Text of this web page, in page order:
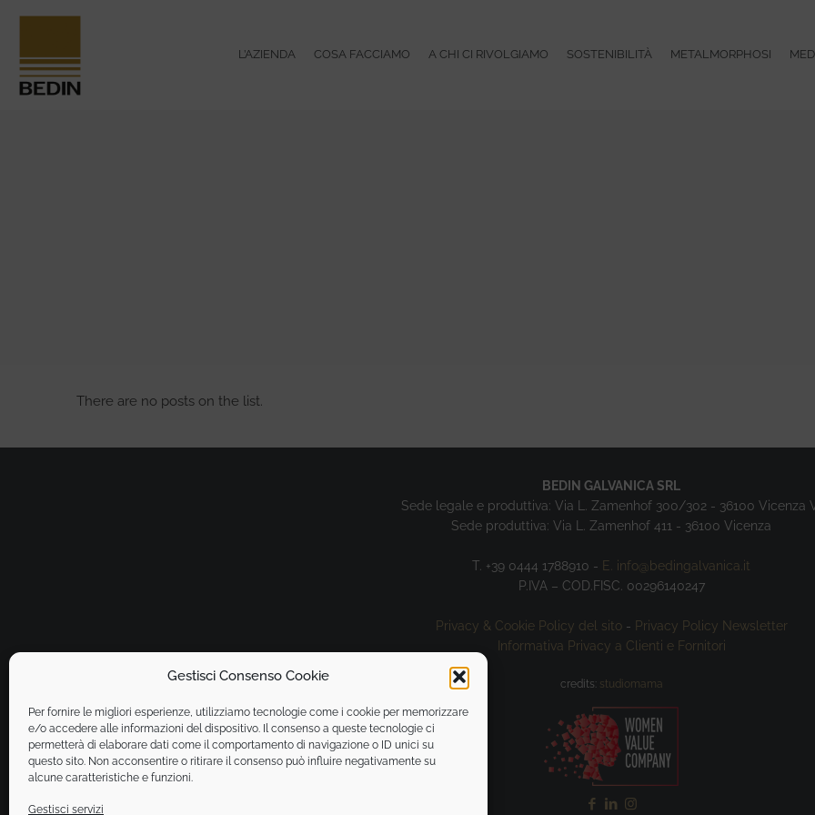
Gestisci Consenso Cookie
Per fornire le migliori esperienze, utilizziamo tecnologie come i cookie per memorizzare
e/o accedere alle informazioni del dispositivo. Il consenso a queste tecnologie ci
permetterà di elaborare dati come il comportamento di navigazione o ID unici su
questo sito. Non acconsentire o ritirare il consenso può influire negativamente su
alcune caratteristiche e funzioni.
Gestisci servizi
L’AZIENDA COSA FACCIAMO A CHI CI RIVOLGIAMO SOSTENIBILITÀ METALMORPHOSI
There are no posts on the list.
BEDIN GALVANICA SRL
Sede legale e produttiva: Via L. Zamenhof 300/302 - 36100 Vicenza
Sede produttiva: Via L. Zamenhof 411 - 36100 Vicenza
T. +39 0444 1788910 - E. info@bedingalvanica.it
P.IVA – COD.FISC. 00296140247
Privacy & Cookie Policy del sito- Privacy Policy Newsletter
Informativa Privacy a Clienti e Fornitori
credits: studiomama